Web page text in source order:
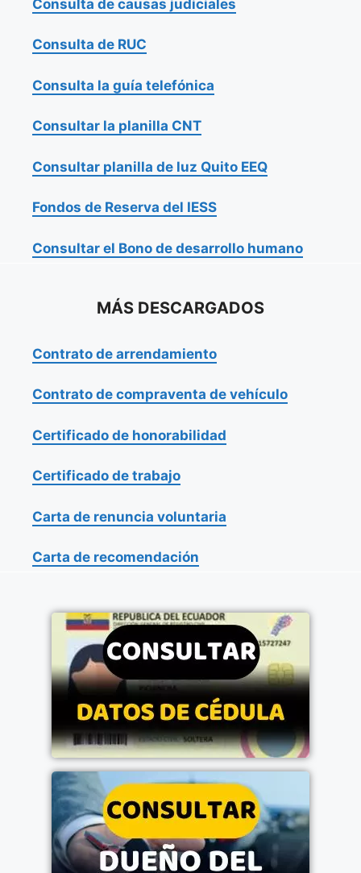
Consulta de causas judiciales
Consulta de RUC
Consulta la guía telefónica
Consultar la planilla CNT
Consultar planilla de luz Quito EEQ
Fondos de Reserva del IESS
Consultar el Bono de desarrollo humano
MÁS DESCARGADOS
Contrato de arrendamiento
Contrato de compraventa de vehículo
Certificado de honorabilidad
Certificado de trabajo
Carta de renuncia voluntaria
Carta de recomendación